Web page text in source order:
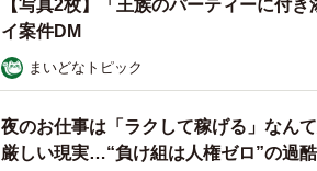
【写真2枚】「王族のパーティーに付
イ案件DM
まいどなトピック
夜のお仕事は「ラクして稼げる」なん
厳しい現実…“負け組は人権ゼロ”の過